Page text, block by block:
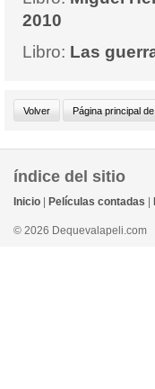
2010
Libro: Las
índice del sitio
Inicio Películas contadas
© 2026 Dequevalapeli.com